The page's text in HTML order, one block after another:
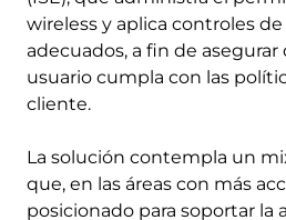
wireless y aplica controles
adecuados, a fin de asegurar
usuario cumpla con las
cliente.
La solución contempla un
que, en las áreas con más
posicionado para soportar la